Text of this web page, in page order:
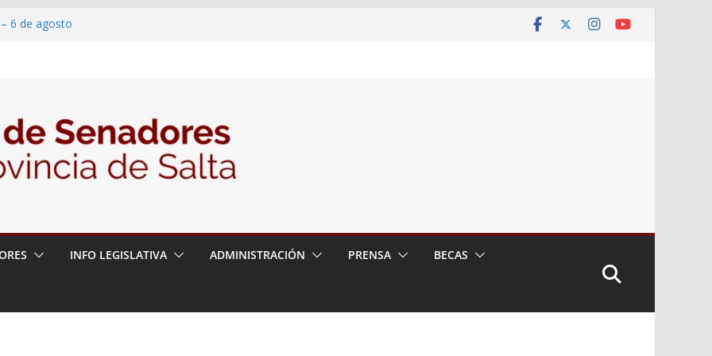
6 de agosto
– 06/08/26 – Créase el Ente Salteño
Vegetal
INFO LEGISLATIVA ADMINISTRACIÓN PRENSA BECAS